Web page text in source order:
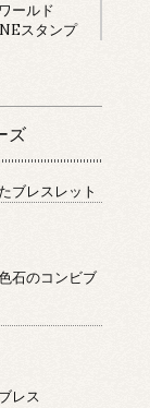
ルド
スタンプ
ズ
ブレスレット
石のコンビブ
レス